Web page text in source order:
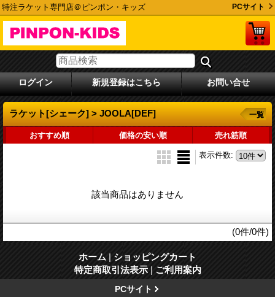
特注ラケット専門店＠ピンポン・キッズ PCサイト
ログイン 新規登録はこちら お問い合せ
ラケット[シェーク] > JOOLA[DEF] 一覧
おすすめ順 価格の安い順 売れ筋順
表示件数:
該当商品はありません
(0件/0件)
ホーム | ショッピングカート
特定商取引法表示 | ご利用案内
PCサイト